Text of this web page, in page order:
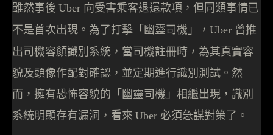
雖然事後 Uber 向受害乘客退還款項，但同類事情已
不是首次出現。為了打擊「幽靈司機」， Uber 曾推
出司機容顏識別系統，當司機註冊時，為其真實容
貌及頭像作配對確認，並定期進行識別測試。然
而，擁有恐怖容貌的「幽靈司機」相繼出現，識別
系統明顯存有漏洞，看來 Uber 必須急謀對策了。